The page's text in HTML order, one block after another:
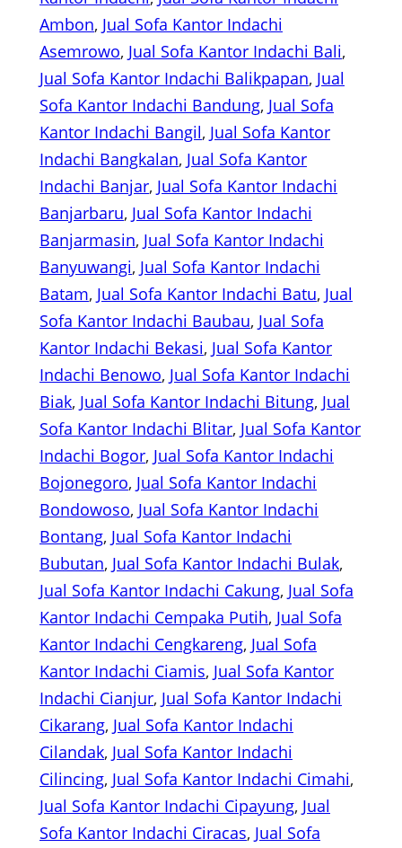
Ambon, Jual Sofa Kantor Indachi
Asemrowo, Jual Sofa Kantor Indachi Bali
Jual Sofa Kantor Indachi Balikpapan, Jual
Sofa Kantor Indachi Bandung, Jual Sofa
Kantor Indachi Bangil, Jual Sofa Kantor
Indachi Bangkalan, Jual Sofa Kantor
Indachi Banjar, Jual Sofa Kantor Indachi
Banjarbaru, Jual Sofa Kantor Indachi
Banjarmasin, Jual Sofa Kantor Indachi
Banyuwangi, Jual Sofa Kantor Indachi
Batam, Jual Sofa Kantor Indachi Batu, Jual
Sofa Kantor Indachi Baubau, Jual Sofa
Kantor Indachi Bekasi, Jual Sofa Kantor
Indachi Benowo, Jual Sofa Kantor Indachi
Biak, Jual Sofa Kantor Indachi Bitung, Jual
Sofa Kantor Indachi Blitar, Jual Sofa Kantor
Indachi Bogor, Jual Sofa Kantor Indachi
Bojonegoro, Jual Sofa Kantor Indachi
Bondowoso, Jual Sofa Kantor Indachi
Bontang, Jual Sofa Kantor Indachi
Bubutan, Jual Sofa Kantor Indachi Bulak
Jual Sofa Kantor Indachi Cakung, Jual Sofa
Kantor Indachi Cempaka Putih, Jual Sofa
Kantor Indachi Cengkareng, Jual Sofa
Kantor Indachi Ciamis, Jual Sofa Kantor
Indachi Cianjur, Jual Sofa Kantor Indachi
Cikarang, Jual Sofa Kantor Indachi
Cilandak, Jual Sofa Kantor Indachi
Cilincing, Jual Sofa Kantor Indachi Cimahi
Jual Sofa Kantor Indachi Cipayung, Jual
Sofa Kantor Indachi Ciracas, Jual Sofa